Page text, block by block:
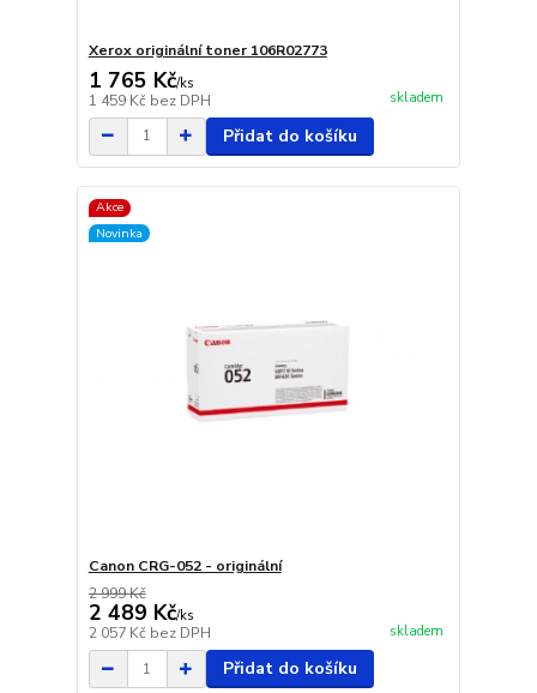
Xerox originální toner 106R02773
1 765 Kč/ks
1 459 Kč bez DPH skladem
Přidat do košíku
Akce
Novinka
Canon CRG-052 - originální
2 999 Kč
2 489 Kč/ks
2 057 Kč bez DPH skladem
Přidat do košíku